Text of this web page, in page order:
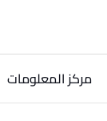
مركز المعلومات